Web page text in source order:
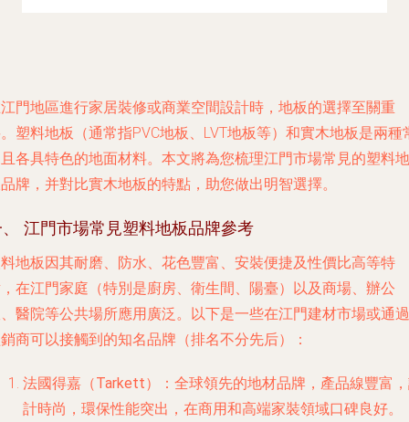
門地區進行家居裝修或商業空間設計時，地板的選擇至關重
塑料地板（通常指PVC地板、LVT地板等）和實木地板是兩種
各具特色的地面材料。本文將為您梳理江門市場常見的塑料地
牌，并對比實木地板的特點，助您做出明智選擇。
江門市場常見塑料地板品牌參考
地板因其耐磨、防水、花色豐富、安裝便捷及性價比高等特
在江門家庭（特別是廚房、衛生間、陽臺）以及商場、辦公
醫院等公共場所應用廣泛。以下是一些在江門建材市場或通過
商可以接觸到的知名品牌（排名不分先后）：
法國得嘉（Tarkett）
：全球領先的地材品牌，產品線豐富
計時尚，環保性能突出，在商用和高端家裝領域口碑良好。